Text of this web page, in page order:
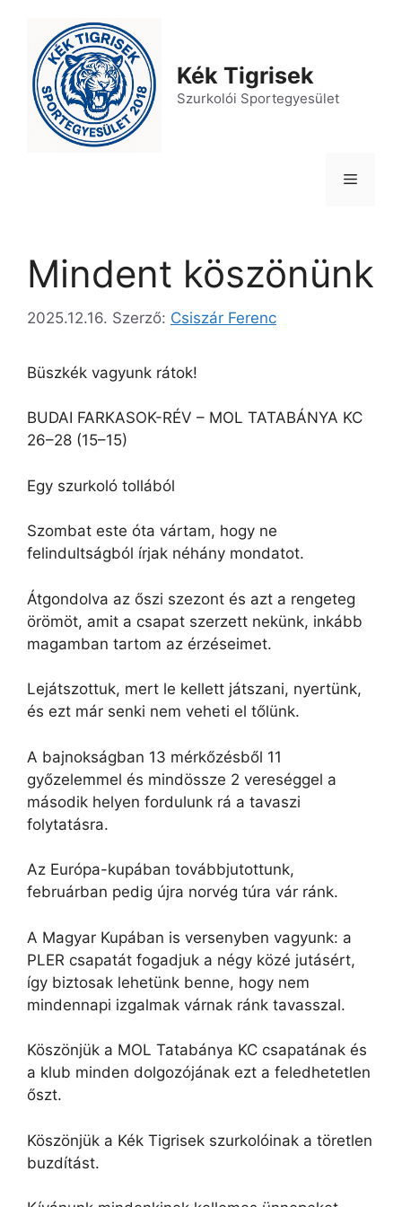
tartalomba
Kék Tigrisek
Szurkolói Sportegyesület
Menü
Mindent köszönünk
2025.12.16. Szerző: Csiszár Ferenc
Büszkék vagyunk rátok!
BUDAI FARKASOK-RÉV – MOL TATABÁNYA KC
26–28 (15–15)
Egy szurkoló tollából
Szombat este óta vártam, hogy ne
felindultságból írjak néhány mondatot.
Átgondolva az őszi szezont és azt a rengeteg
örömöt, amit a csapat szerzett nekünk, inkább
magamban tartom az érzéseimet.
Lejátszottuk, mert le kellett játszani, nyertünk,
és ezt már senki nem veheti el tőlünk.
A bajnokságban 13 mérkőzésből 11
győzelemmel és mindössze 2 vereséggel a
második helyen fordulunk rá a tavaszi
folytatásra.
Az Európa-kupában továbbjutottunk,
februárban pedig újra norvég túra vár ránk.
A Magyar Kupában is versenyben vagyunk: a
PLER csapatát fogadjuk a négy közé jutásért,
így biztosak lehetünk benne, hogy nem
mindennapi izgalmak várnak ránk tavasszal.
Köszönjük a MOL Tatabánya KC csapatának és
a klub minden dolgozójának ezt a feledhetetlen
őszt.
Köszönjük a Kék Tigrisek szurkolóinak a töretlen
buzdítást.